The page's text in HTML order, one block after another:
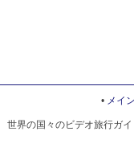
• メイ
世界の国々のビデオ旅行ガ